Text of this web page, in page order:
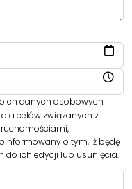
danych osobowych
dla celów związanych z
o tym, iż będę
do ich edycji lub usunięcia.